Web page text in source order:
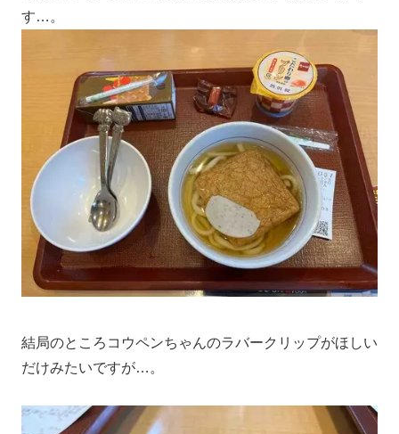
す…。
結局のところコウペンちゃんのラバークリップがほしい
だけみたいですが…。